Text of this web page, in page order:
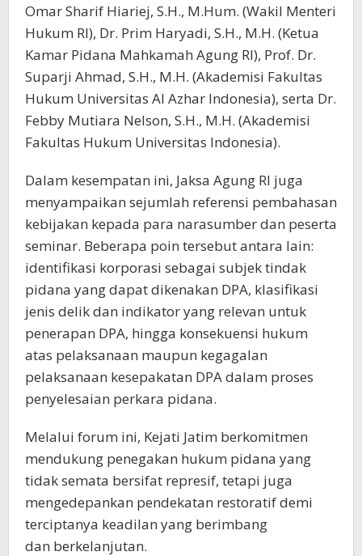
Omar Sharif Hiariej, S.H., M.Hum. (Wakil Menteri
Hukum RI), Dr. Prim Haryadi, S.H., M.H. (Ketua
Kamar Pidana Mahkamah Agung RI), Prof. Dr.
Suparji Ahmad, S.H., M.H. (Akademisi Fakultas
Hukum Universitas Al Azhar Indonesia), serta Dr.
Febby Mutiara Nelson, S.H., M.H. (Akademisi
Fakultas Hukum Universitas Indonesia).
Dalam kesempatan ini, Jaksa Agung RI juga
menyampaikan sejumlah referensi pembahasan
kebijakan kepada para narasumber dan peserta
seminar. Beberapa poin tersebut antara lain:
identifikasi korporasi sebagai subjek tindak
pidana yang dapat dikenakan DPA, klasifikasi
jenis delik dan indikator yang relevan untuk
penerapan DPA, hingga konsekuensi hukum
atas pelaksanaan maupun kegagalan
pelaksanaan kesepakatan DPA dalam proses
penyelesaian perkara pidana.
Melalui forum ini, Kejati Jatim berkomitmen
mendukung penegakan hukum pidana yang
tidak semata bersifat represif, tetapi juga
mengedepankan pendekatan restoratif demi
terciptanya keadilan yang berimbang
dan berkelanjutan.